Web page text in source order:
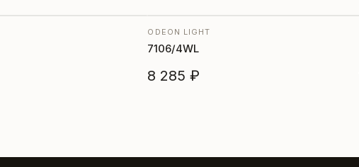
ODEON LIGHT
7106/4WL
8 285 ₽